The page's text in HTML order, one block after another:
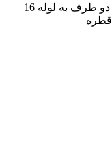
سه راه دریپردار(قطره چکان) سر بزرگ از دو طرف به لوله 16